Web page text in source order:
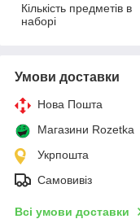
Кількість предметів в
наборі
Умови доставки
Нова Пошта
Магазини Rozetka
Укрпошта
Самовивіз
Всі умови доставки